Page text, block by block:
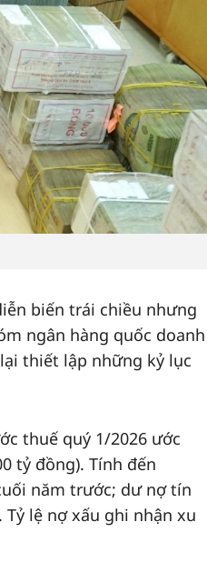
biến trái chiều nhưng
ngân hàng quốc doanh
thiết lập những kỷ lục
thuế quý 1/2026 ước
tỷ đồng). Tính đến
năm trước; dư nợ tín
lệ nợ xấu ghi nhận xu